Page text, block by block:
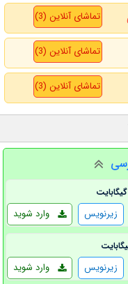
تماشای آنلاین (3)
تماشای آنلاین (3)
تماشای آنلاین (3)
وارد شوید زیرنویس
وارد شوید زیرنویس